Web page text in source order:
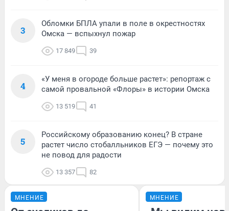
3
Обломки БПЛА упали в поле в окрестностях
Омска — вспыхнул пожар
17 849 39
4
«У меня в огороде больше растет»: репортаж с
самой провальной «Флоры» в истории Омска
13 519 41
5
Российскому образованию конец? В стране
растет число стобалльников ЕГЭ — почему это
не повод для радости
13 357 82
МНЕНИЕ МНЕНИЕ